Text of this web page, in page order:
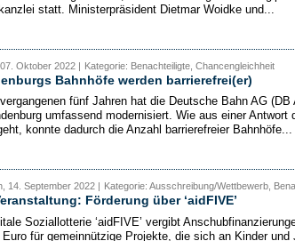
statt. Ministerpräsident Dietmar Woidke und...
Oktober 2022 | Kategorie: Benachteiligte, Chancengleichheit
Bahnhöfe werden barrierefrei(er)
vergangenen fünf Jahren hat die Deutsche Bahn AG
umfassend modernisiert. Wie aus einer Antwort
konnte dadurch die Anzahl barrierefreier Bahnhöfe...
14. September 2022 | Kategorie: Ausschreibung/Wettbewerb,
Förderung über ‘aidFIVE’
Soziallotterie ‘aidFIVE’ vergibt
Euro für gemeinnützige Projekte, die sich an Kinder und